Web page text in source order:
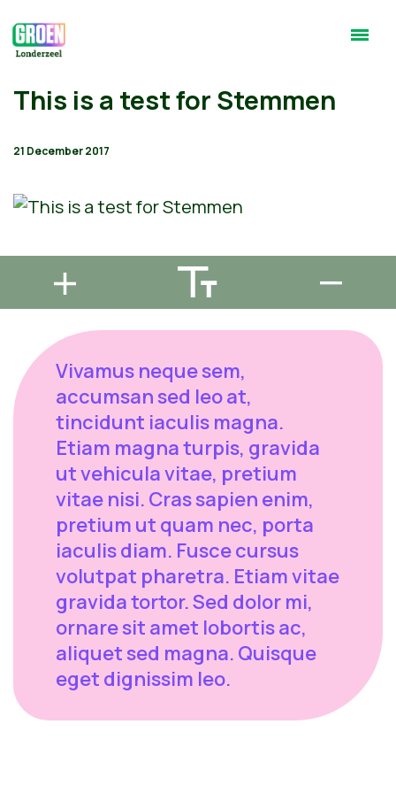
This is a test for Stemmen
21 December 2017
Vivamus neque sem,
accumsan sed leo at,
tincidunt iaculis magna.
Etiam magna turpis, gravida
ut vehicula vitae, pretium
vitae nisi. Cras sapien enim,
pretium ut quam nec, porta
iaculis diam. Fusce cursus
volutpat pharetra. Etiam vitae
gravida tortor. Sed dolor mi,
ornare sit amet lobortis ac,
aliquet sed magna. Quisque
eget dignissim leo.